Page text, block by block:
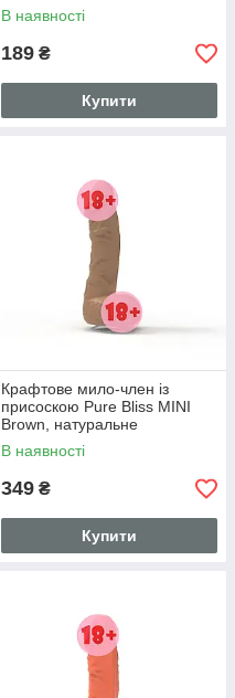
В наявності
189 ₴
Купити
Крафтове мило-член із
присоскою Pure Bliss MINI
Brown, натуральне
В наявності
349 ₴
Купити